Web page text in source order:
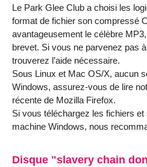
Le Park Glee Club a choisi les
format de fichier son compressé
avantageusement le célèbre
brevet. Si vous ne parvenez pas
trouverez l’aide nécessaire.
Sous Linux et Mac OS/X, aucun
Windows, assurez-vous de lire
récente de Mozilla Firefox.
Si vous téléchargez les fichiers
machine Windows, nous
Disque "slavery chain